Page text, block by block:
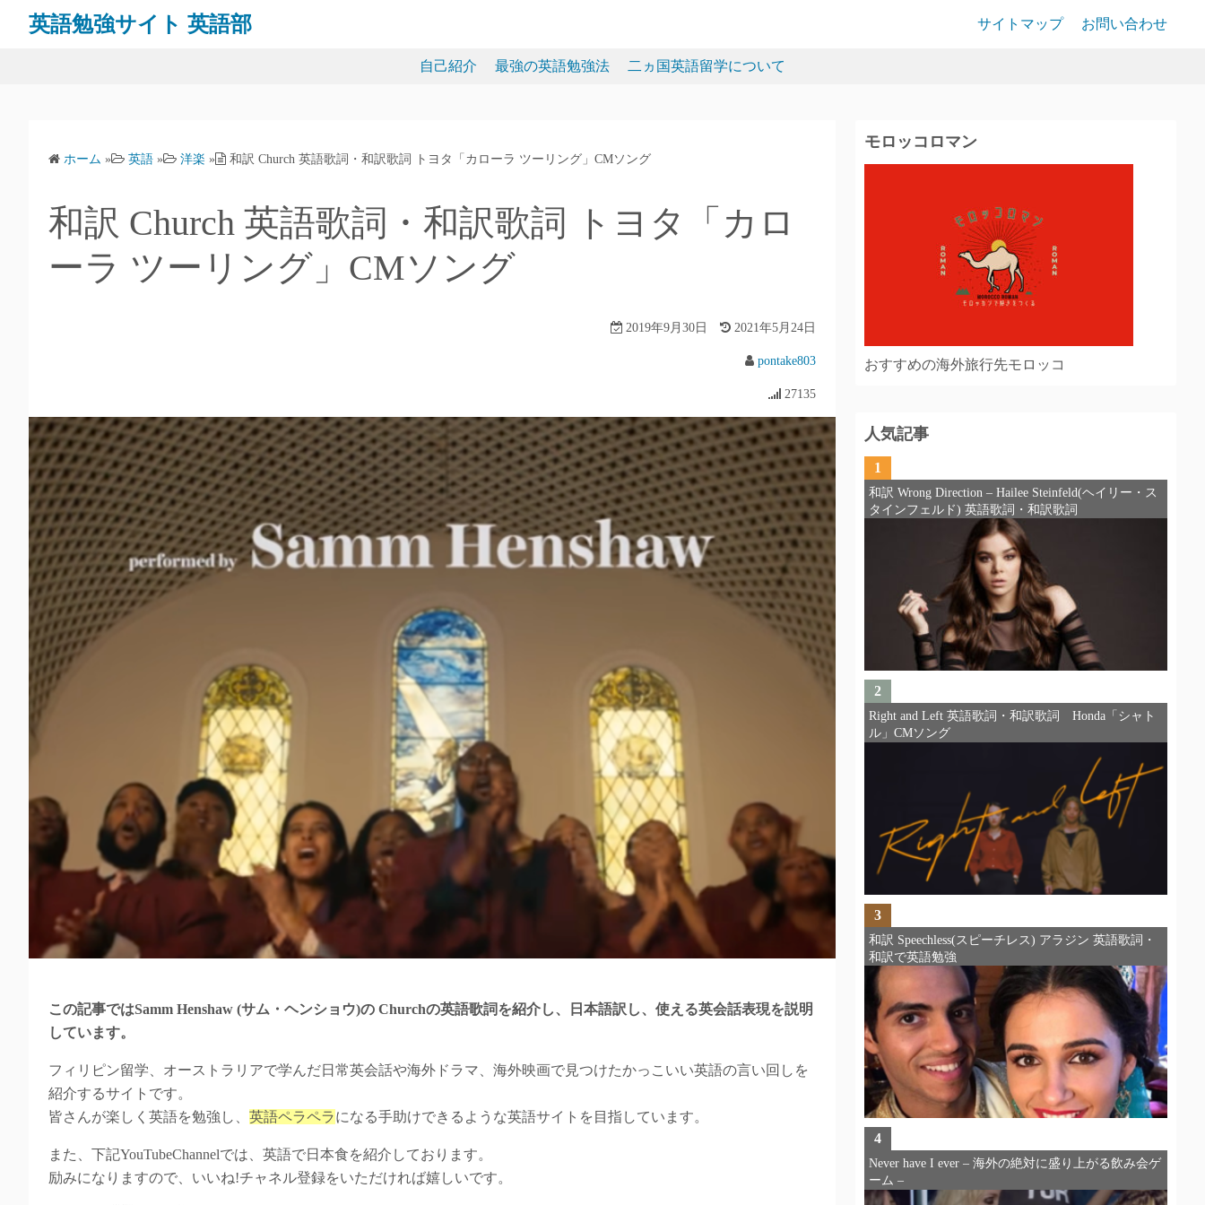
英語勉強サイト 英語部 サイトマップ お問い合わせ
自己紹介 最強の英語勉強法 二ヵ国英語留学について
ホーム » 英語 » 洋楽 » 和訳 Church 英語歌詞・和訳歌詞 トヨタ「カローラ ツーリング」CMソング
和訳 Church 英語歌詞・和訳歌詞 トヨタ「カロ
ーラ ツーリング」CMソング
2019年9月30日 2021年5月24日
pontake803
27135
この記事ではSamm Henshaw (サム・ヘンショウ)の Churchの英語歌詞を紹介し、日本語訳し、使える英会話表現を説明
しています。
フィリピン留学、オーストラリアで学んだ日常英会話や海外ドラマ、海外映画で見つけたかっこいい英語の言い回しを
紹介するサイトです。
皆さんが楽しく英語を勉強し、 英語ペラペラになる手助けできるような英語サイトを目指しています。
また、下記YouTubeChannelでは、英語で日本食を紹介しております。
励みになりますので、いいね!チャネル登録をいただければ嬉しいです。
モロッコロマン
おすすめの海外旅行先モロッコ
人気記事
1
和訳 Wrong Direction – Hailee Steinfeld(ヘイリー・ス
タインフェルド) 英語歌詞・和訳歌詞
2
Right and Left 英語歌詞・和訳歌詞 Honda「シャト
ル」CMソング
3
和訳 Speechless(スピーチレス) アラジン 英語歌詞・
和訳で英語勉強
4
Never have I ever – 海外の絶対に盛り上がる飲み会ゲ
ーム –